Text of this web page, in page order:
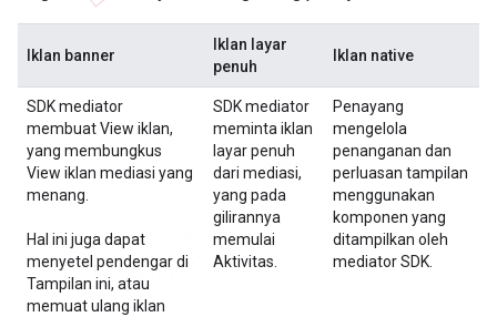
Iklan banner
Iklan layar
penuh
Iklan native
SDK mediator
membuat View iklan,
yang membungkus
View iklan mediasi yang
menang.
Hal ini juga dapat
menyetel pendengar di
Tampilan ini, atau
memuat ulang iklan
SDK mediator
meminta iklan
layar penuh
dari mediasi,
yang pada
gilirannya
memulai
Aktivitas.
Penayang
mengelola
penanganan dan
perluasan tampilan
menggunakan
komponen yang
ditampilkan oleh
mediator SDK.